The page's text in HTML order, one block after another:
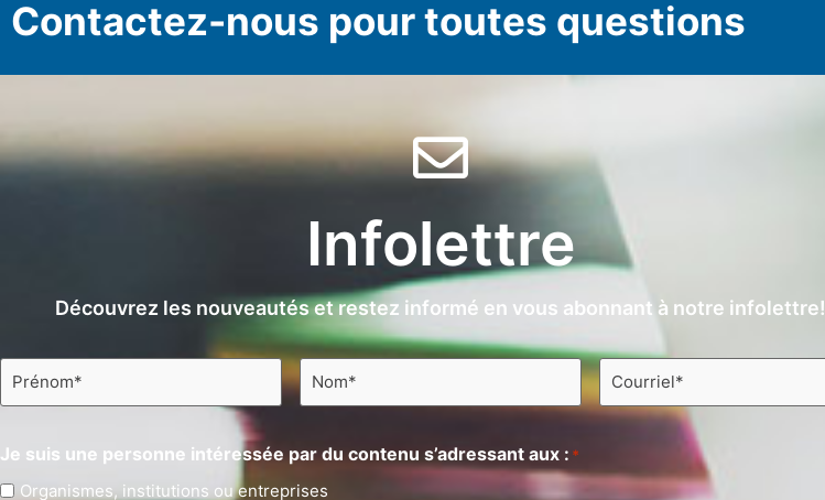
Contactez-nous pour toutes questions
Infolettre
Découvrez les nouveautés et restez informé en vous abonnant à notre infolettre!
Prénom Nom Courriel
Je suis une personne intéressée par du contenu s’adressant aux : *
Organismes, institutions ou entreprises